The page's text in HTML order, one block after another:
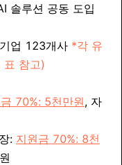
솔루션 공동 도입
업 123개사 *각 유
표 참고)
70%: 5천만원, 자
: 지원금 70%: 8천